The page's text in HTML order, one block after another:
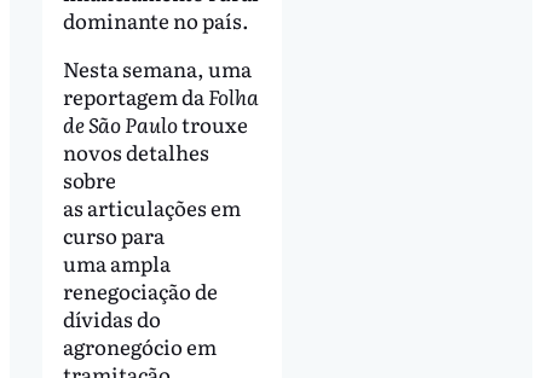
dominante no país.
Nesta semana, uma
reportagem da Folha
de São Paulotrouxe
novos detalhes
sobre
as articulações em
curso para
uma ampla
renegociação de
dívidas do
agronegócio em